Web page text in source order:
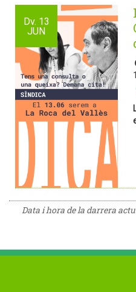
Dv. 13
JUN
Data i hora de la darrera